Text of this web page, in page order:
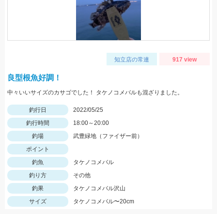
知立店の常連 917 view
良型根魚好調！
中々いいサイズのカサゴでした！ タケノコメバルも混ざりました。
釣行日
2022/05/25
釣行時間
18:00～20:00
釣場
武豊緑地（ファイザー前）
ポイント
釣魚
タケノコメバル
釣り方
その他
釣果
タケノコメバル沢山
サイズ
タケノコメバル〜20cm